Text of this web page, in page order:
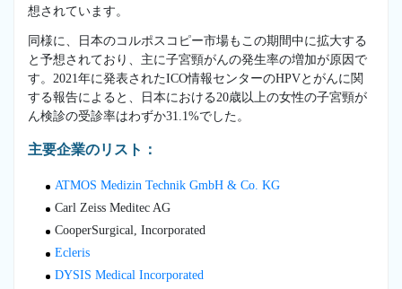
想されています。
同様に、日本のコルポスコピー市場もこの期間中に拡大する
と予想されており、主に子宮頸がんの発生率の増加が原因で
す。2021年に発表されたICO情報センターのHPVとがんに関
する報告によると、日本における20歳以上の女性の子宮頸が
ん検診の受診率はわずか31.1%でした。
主要企業のリスト：
ATMOS Medizin Technik GmbH & Co. KG
Carl Zeiss Meditec AG
CooperSurgical, Incorporated
Ecleris
DYSIS Medical Incorporated